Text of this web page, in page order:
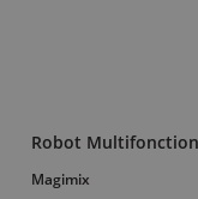
Robot
Magimix